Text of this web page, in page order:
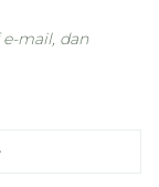
mail, dan